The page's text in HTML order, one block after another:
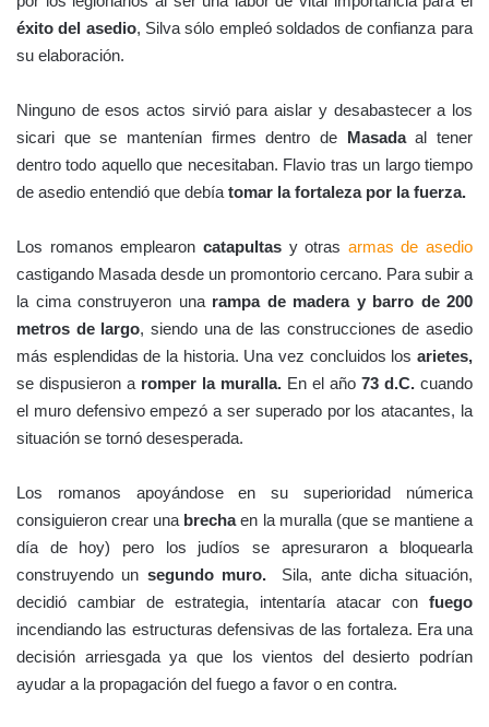
éxito del asedio, Silva sólo empleó soldados de confianza para
su elaboración.
Ninguno de esos actos sirvió para aislar y desabastecer a los
sicari que se mantenían firmes dentro de Masadaal tener
dentro todo aquello que necesitaban. Flavio tras un largo tiempo
de asedio entendió que debía tomar la fortaleza por la fuerza.
Los romanos emplearon catapultas y otras armas de asedio
castigando Masada desde un promontorio cercano. Para subir a
la cima construyeron una rampa de madera y barro de 200
metros de largo, siendo una de las construcciones de asedio
más esplendidas de la historia. Una vez concluidos los arietes,
se dispusieron a romper la muralla. En el año 73 d.C. cuando
el muro defensivo empezó a ser superado por los atacantes, la
situación se tornó desesperada.
Los romanos apoyándose en su superioridad númerica
consiguieron crear una brechaen la muralla (que se mantiene a
día de hoy) pero los judíos se apresuraron a bloquearla
construyendo un segundo muro. Sila, ante dicha situación,
decidió cambiar de estrategia, intentaría atacar con fuego
incendiando las estructuras defensivas de las fortaleza. Era una
decisión arriesgada ya que los vientos del desierto podrían
ayudar a la propagación del fuego a favor o en contra.